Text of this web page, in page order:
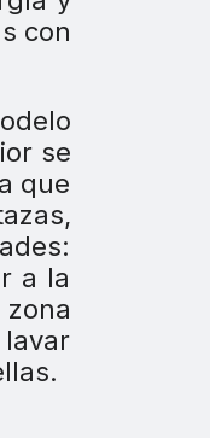
con
se
que
a la